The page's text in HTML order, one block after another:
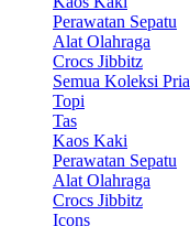
Perawatan Sepatu
Alat Olahraga
Crocs Jibbitz
Semua Koleksi Pria
Topi
Tas
Kaos Kaki
Perawatan Sepatu
Alat Olahraga
Crocs Jibbitz
Icons